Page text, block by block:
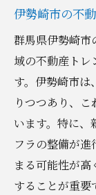
伊勢崎市の不
群馬県伊勢崎市
域の不動産トレ
す。伊勢崎市は
りつつあり、
います。特に、
フラの整備が
まる可能性が
することが重要